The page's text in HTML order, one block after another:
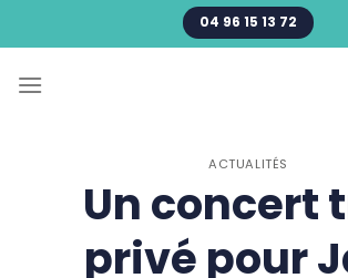
au
04 96 15 13 72
ACTUALITÉS
Un concert
privé pour